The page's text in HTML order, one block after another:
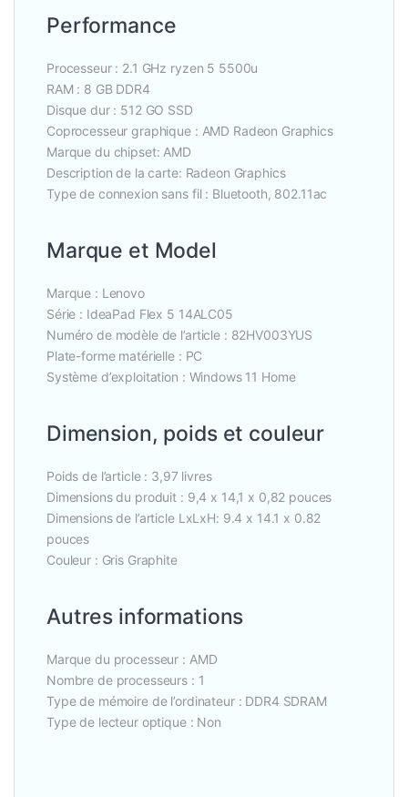
Performance
Processeur : 2.1 GHz ryzen 5 5500u
RAM : 8 GB DDR4
Disque dur : 512 GO SSD
Coprocesseur graphique : AMD Radeon Graphics
Marque du chipset: AMD
Description de la carte: Radeon Graphics
Type de connexion sans fil : Bluetooth, 802.11ac
Marque et Model
Marque : Lenovo
Série : IdeaPad Flex 5 14ALC05
Numéro de modèle de l’article : 82HV003YUS
Plate-forme matérielle : PC
Système d’exploitation : Windows 11 Home
Dimension, poids et couleur
Poids de l’article : 3,97 livres
Dimensions du produit : 9,4 x 14,1 x 0,82 pouces
Dimensions de l’article LxLxH: 9.4 x 14.1 x 0.82
pouces
Couleur : Gris Graphite
Autres informations
Marque du processeur : AMD
Nombre de processeurs : 1
Type de mémoire de l’ordinateur : DDR4 SDRAM
Type de lecteur optique : Non